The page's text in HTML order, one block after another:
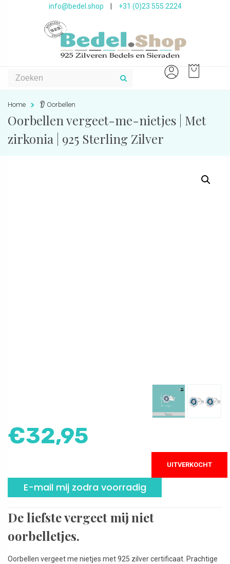
info@bedel.shop +31 (0)23 555 2224
Home 👂 Oorbellen
Oorbellen vergeet-me-nietjes | Met
zirkonia | 925 Sterling Zilver
€32,95
UITVERKOCHT
E-mail mij zodra voorradig
De liefste vergeet mij niet
oorbelletjes.
Oorbellen vergeet me nietjes met 925 zilver certificaat. Prachtige